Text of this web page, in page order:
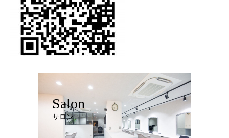
Salon
サロン